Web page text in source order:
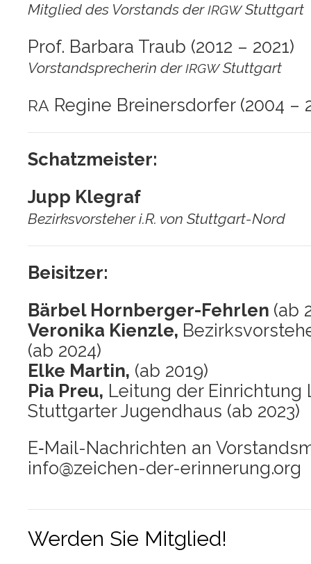
Mit­glied des Vor­stands derIRGWStuttgart
Prof. Bar­ba­ra Traub (2012 – 2021)
Vor­stand­spre­che­rin derIRGWStuttgart
RA Regi­ne Brei­ners­dor­fer (2004 –
Schatz­meis­ter:
Jupp Kle­graf
Bezirks­vor­ste­her i.R. von Stuttgart-Nord
Bei­sit­zer:
Bär­bel Horn­ber­ger-Fehr­len (ab
Vero­ni­ka Kienz­le,
(ab 2024)
Elke Mar­tin, (ab 2019)
Pia Preu, Lei­tung der Ein­rich­tung
Stutt­gar­ter Jugend­haus (ab 2023)
E‑Mail-Nach­rich­ten an
info@zeichen-der-erinnerung.org
Werden Sie Mitglied!